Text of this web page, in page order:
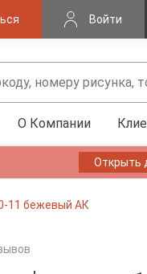
Войти
О Компании
Открыть
11 бежевый АК